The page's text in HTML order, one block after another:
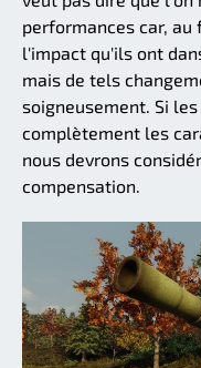
performances car, au
l'impact qu'ils ont
mais de tels
soigneusement. Si
complètement les
nous devrons
compensation.